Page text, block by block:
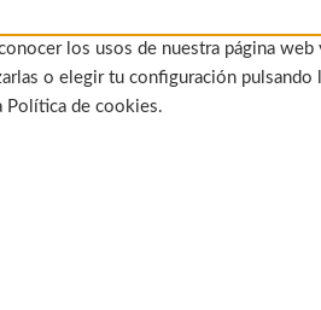
los usos de nuestra página
o elegir tu configuración
Política de cookies.